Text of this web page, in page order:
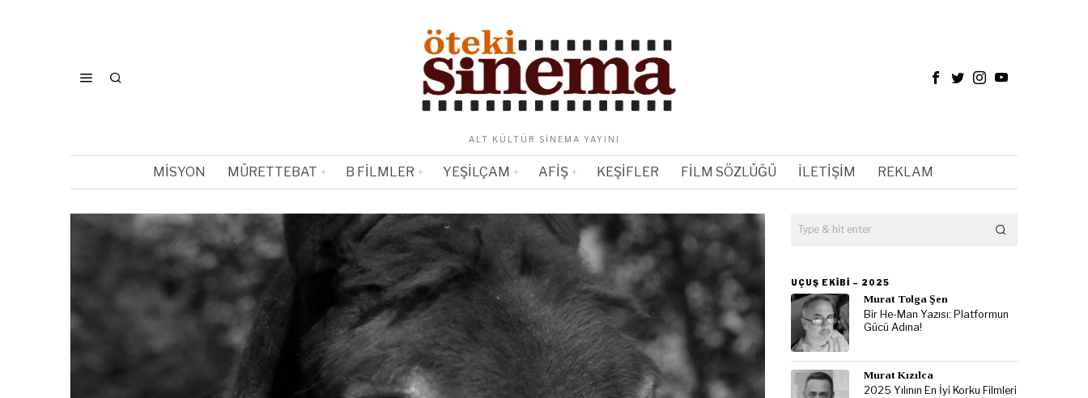
ALT KÜLTÜR SINEMA YAYINI
MISYON MÜRETTEBAT B FILMLER YEŞILÇAM AFIŞ KEŞIFLER FILM SÖZLÜĞÜ İLETIŞIM REKLAM
UÇUŞ EKIBI – 2025
Murat Tolga Şen
Bir He-Man Yazısı: Platformun
Gücü Adına!
Murat Kızılca
2025 Yılının En İyi Korku Filmleri